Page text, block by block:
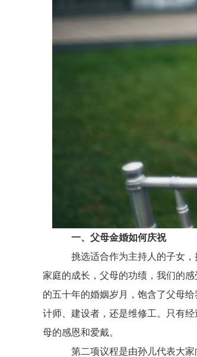
一、父母金婚如何庆祝
挑选适合作为主持人的子女，
家庭的成长，父母的功绩，我们的
的五十年的婚姻岁月，饱含了父母
计师、建设者，还是维修工。只有
母的感恩和爱戴。
第二项议程是由孙儿代表大家向